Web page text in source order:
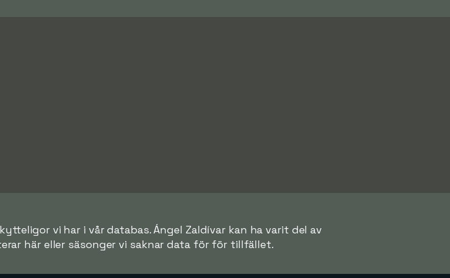
vi har i vår databas. Ángel Zaldívar kan ha varit del av
här eller säsonger vi saknar data för för tillfället.